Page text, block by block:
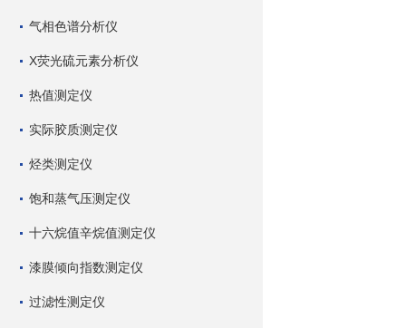
气相色谱分析仪
X荧光硫元素分析仪
热值测定仪
实际胶质测定仪
烃类测定仪
饱和蒸气压测定仪
十六烷值辛烷值测定仪
漆膜倾向指数测定仪
过滤性测定仪